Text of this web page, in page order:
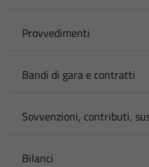
Provvedimenti
Bandi di gara e contratti
Sovvenzioni, contributi,
Bilanci